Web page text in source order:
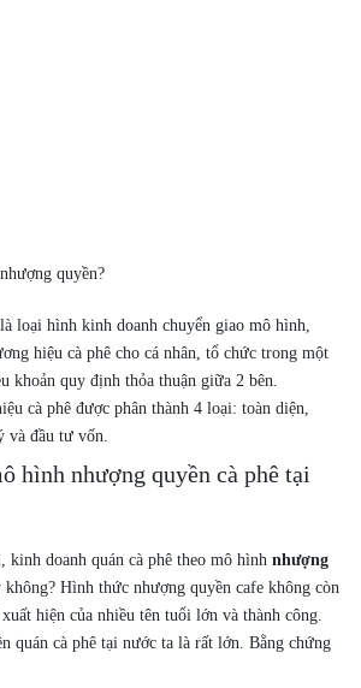
quyền?
loại hình kinh doanh chuyển giao mô hình,
hiệu cà phê cho cá nhân, tổ chức trong một
khoản quy định thỏa thuận giữa 2 bên.
cà phê được phân thành 4 loại: toàn diện,
và đầu tư vốn.
hình nhượng quyền cà phê tại
doanh quán cà phê theo mô hình nhượng
không? Hình thức nhượng quyền cafe không còn
hiện của nhiều tên tuổi lớn và thành công.
quán cà phê tại nước ta là rất lớn. Bằng chứng